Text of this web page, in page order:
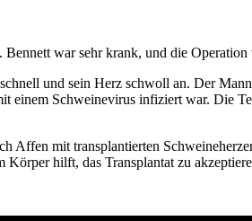
war sehr krank, und die
und sein Herz schwoll an. Der
einem Schweinevirus infiziert war. Die
Affen mit transplantierten
Körper hilft, das Transplantat zu